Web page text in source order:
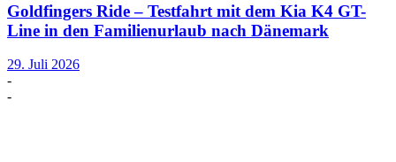
Goldfingers Ride – Testfahrt mit dem Kia K4 GT-
Line in den Familienurlaub nach Dänemark
29. Juli 2026
-
-